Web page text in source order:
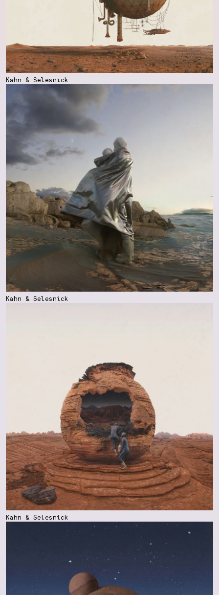
Kahn & Selesnick
Kahn & Selesnick
Kahn & Selesnick